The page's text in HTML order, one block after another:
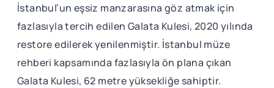
İstanbul’un eşsiz manzarasına göz atmak için
fazlasıyla tercih edilen Galata Kulesi, 2020 yılında
restore edilerek yenilenmiştir. İstanbul müze
rehberi kapsamında fazlasıyla ön plana çıkan
Galata Kulesi, 62 metre yüksekliğe sahiptir.